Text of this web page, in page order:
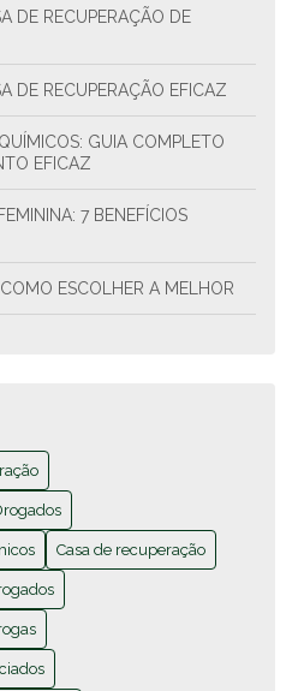
DE RECUPERAÇÃO EFICAZ
EFICAZ
COMO ESCOLHER A MELHOR
E BEM-ESTAR
EFICAZ E APOIO EMOCIONAL
PARA A RECUPERAÇÃO
Casa de recuperação